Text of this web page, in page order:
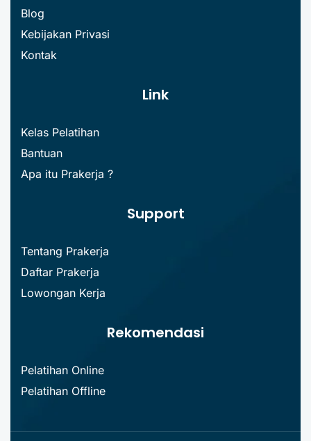
Blog
Kebijakan Privasi
Kontak
Link
Kelas Pelatihan
Bantuan
Apa itu Prakerja ?
Support
Tentang Prakerja
Daftar Prakerja
Lowongan Kerja
Rekomendasi
Pelatihan Online
Pelatihan Offline